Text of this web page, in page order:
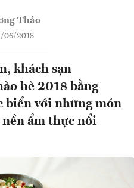
Thảo
06/2018
khách sạn
hè 2018 bằng
biển với những món
nền ẩm thực nổi